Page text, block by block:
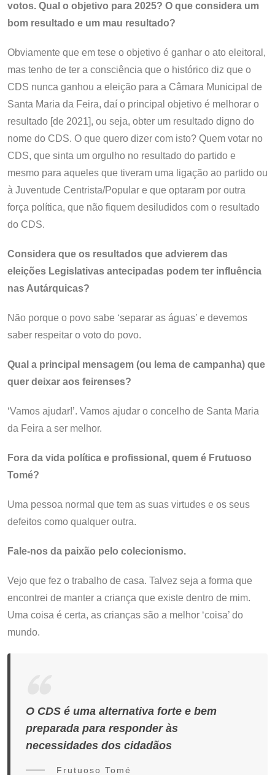
votos. Qual o objetivo para 2025? O que considera um
bom resultado e um mau resultado?
Obviamente que em tese o objetivo é ganhar o ato eleitoral,
mas tenho de ter a consciência que o histórico diz que o
CDS nunca ganhou a eleição para a Câmara Municipal de
Santa Maria da Feira, daí o principal objetivo é melhorar o
resultado [de 2021], ou seja, obter um resultado digno do
nome do CDS. O que quero dizer com isto? Quem votar no
CDS, que sinta um orgulho no resultado do partido e
mesmo para aqueles que tiveram uma ligação ao partido ou
à Juventude Centrista/Popular e que optaram por outra
força política, que não fiquem desiludidos com o resultado
do CDS.
Considera que os resultados que advierem das
eleições Legislativas antecipadas podem ter influência
nas Autárquicas?
Não porque o povo sabe ‘separar as águas’ e devemos
saber respeitar o voto do povo.
Qual a principal mensagem (ou lema de campanha) que
quer deixar aos feirenses?
‘Vamos ajudar!’. Vamos ajudar o concelho de Santa Maria
da Feira a ser melhor.
Fora da vida política e profissional, quem é Frutuoso
Tomé?
Uma pessoa normal que tem as suas virtudes e os seus
defeitos como qualquer outra.
Fale-nos da paixão pelo colecionismo.
Vejo que fez o trabalho de casa. Talvez seja a forma que
encontrei de manter a criança que existe dentro de mim.
Uma coisa é certa, as crianças são a melhor ‘coisa’ do
mundo.
O CDS é uma alternativa forte e bem
preparada para responder às
necessidades dos cidadãos
Frutuoso Tomé